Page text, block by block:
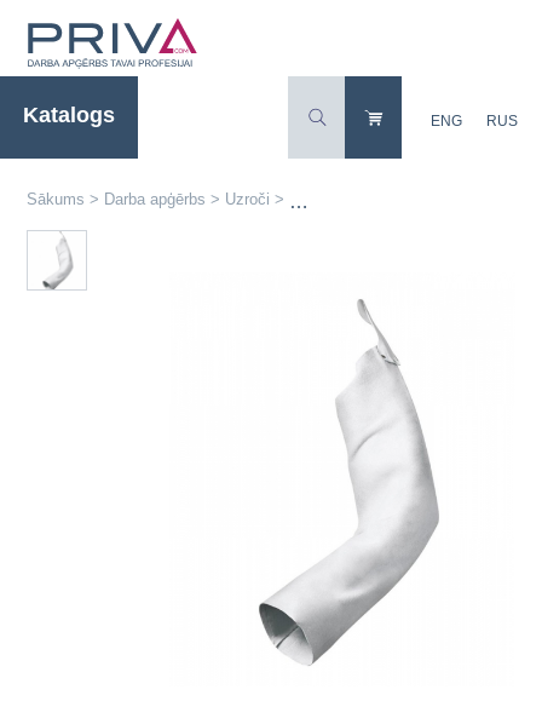
Katalogs ENG RUS
Sākums > Darba apģērbs > Uzroči >